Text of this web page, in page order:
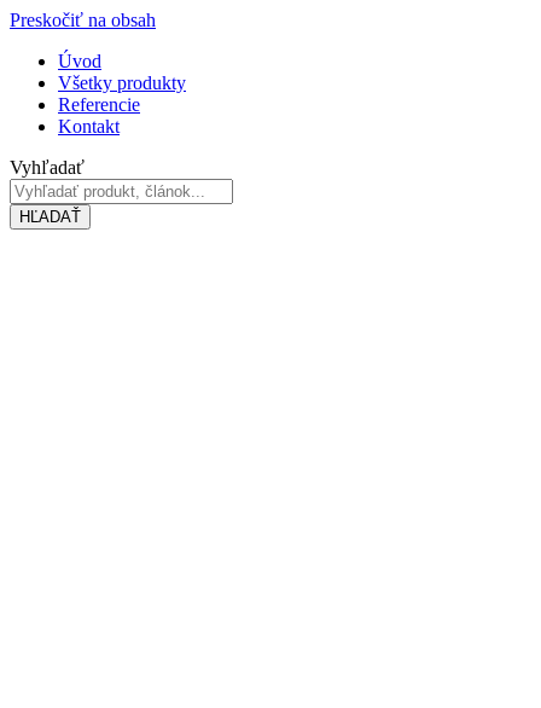
Preskočiť na obsah
Úvod
Všetky produkty
Referencie
Kontakt
Vyhľadať
HĽADAŤ